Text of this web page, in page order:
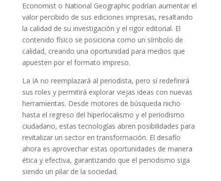
Economist o National Geographic podrían aumentar el
valor percibido de sus ediciones impresas, resaltando
la calidad de su investigación y el rigor editorial. El
contenido físico se posiciona como un símbolo de
calidad, creando una oportunidad para medios que
apuesten por el formato impreso.
La IA no reemplazará al periodista, pero sí redefinirá
sus roles y permitirá explorar viejas ideas con nuevas
herramientas. Desde motores de búsqueda nicho
hasta el regreso del hiperlocalismo y el periodismo
ciudadano, estas tecnologías abren posibilidades para
revitalizar un sector en transformación. El desafío
ahora es aprovechar estas oportunidades de manera
ética y efectiva, garantizando que el periodismo siga
siendo un pilar de la sociedad.